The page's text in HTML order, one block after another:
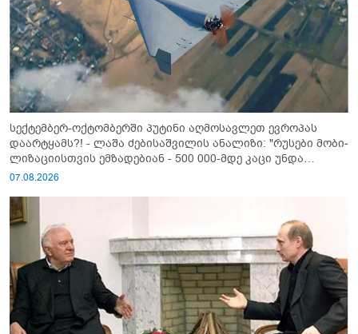
სექტემბერ-ოქტომბერში პუტინი აღმოსავლეთ ევროპას
დაარტყამს?! - ლაშა ძებისაშვილის ანალიზი: "რუსები მობი­
ლიზაციისთვის ემზადებიან - 500 000-მდე კაცი უნდა
გაიწვიონ ომში"
07.08.2026